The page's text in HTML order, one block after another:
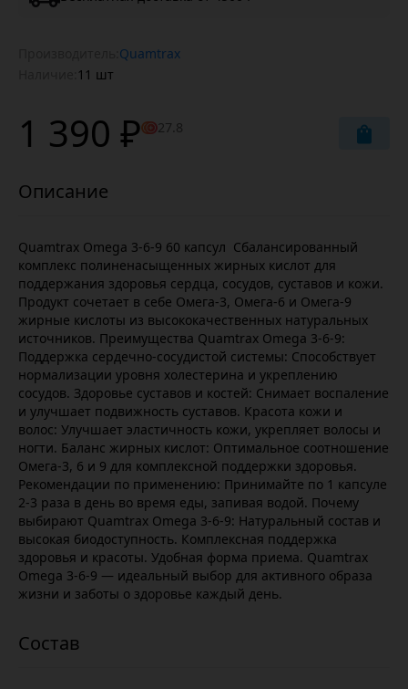
Quamtrax
11 шт
1 390 ₽ 27.8
Quamtrax Omega 3-6-9 60 капсул Cбалансированный
комплекс полиненасыщенных жирных кислот для
поддержания здоровья сердца, сосудов, суставов и кожи.
Продукт сочетает в себе Омега-3, Омега-6 и Омега-9
жирные кислоты из высококачественных натуральных
источников. Преимущества Quamtrax Omega 3-6-9:
Поддержка сердечно-сосудистой системы: Способствует
нормализации уровня холестерина и укреплению
сосудов. Здоровье суставов и костей: Снимает воспаление
и улучшает подвижность суставов. Красота кожи и
волос: Улучшает эластичность кожи, укрепляет волосы и
ногти. Баланс жирных кислот: Оптимальное соотношение
Омега-3, 6 и 9 для комплексной поддержки здоровья.
Рекомендации по применению: Принимайте по 1 капсуле
2-3 раза в день во время еды, запивая водой. Почему
выбирают Quamtrax Omega 3-6-9: Натуральный состав и
высокая биодоступность. Комплексная поддержка
здоровья и красоты. Удобная форма приема. Quamtrax
Omega 3-6-9 — идеальный выбор для активного образа
жизни и заботы о здоровье каждый день.